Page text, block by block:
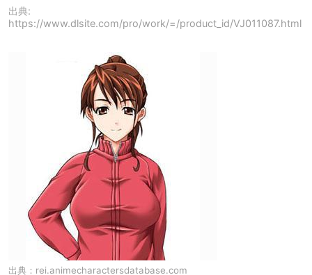
出典:
https://www.dlsite.com/pro/work/=/product_id/VJ011087.html
出典： rei.animecharactersdatabase.com